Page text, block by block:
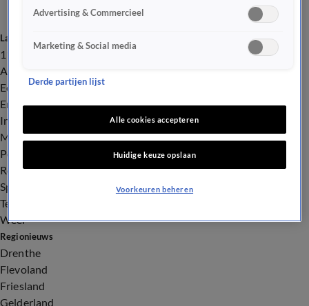
Laatste nieuws
112
Advies & Tips
Economie
Entertainment
Infrastructuur
Milieu en Gezondheid
Politiek
Royalty
Sport
Tech
Weer
Regionieuws
Drenthe
Flevoland
Friesland
Gelderland
Advertising & Commercieel
Marketing & Social media
Derde partijen lijst
Alle cookies accepteren
Huidige keuze opslaan
Voorkeuren beheren